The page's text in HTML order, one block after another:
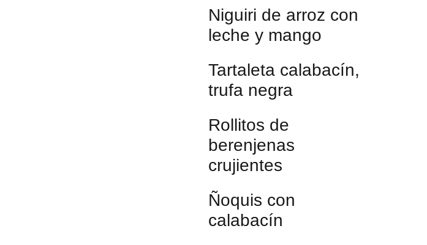
Niguiri de arroz con
leche y mango
Tartaleta calabacín,
trufa negra
Rollitos de
berenjenas
crujientes
Ñoquis con
calabacín